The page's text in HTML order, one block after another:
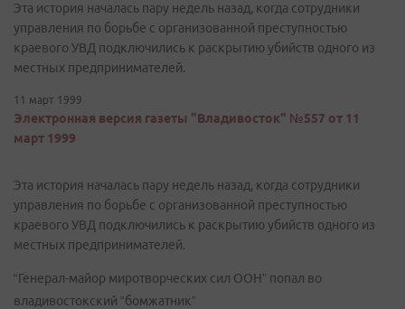
Эта история началась пару недель назад, когда сотрудники
управления по борьбе с организованной преступностью
краевого УВД подключились к раскрытию убийств одного из
местных предпринимателей.
11 март 1999
Электронная версия газеты "Владивосток" №557 от 11
март 1999
Эта история началась пару недель назад, когда сотрудники
управления по борьбе с организованной преступностью
краевого УВД подключились к раскрытию убийств одного из
местных предпринимателей.
“Генерал-майор миротворческих сил ООН” попал во
владивостокский “бомжатник”